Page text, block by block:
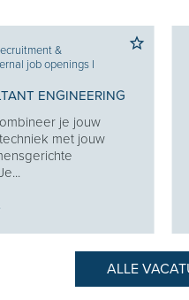
&
job openings I
ENGINEERING
je jouw
met jouw
ALLE